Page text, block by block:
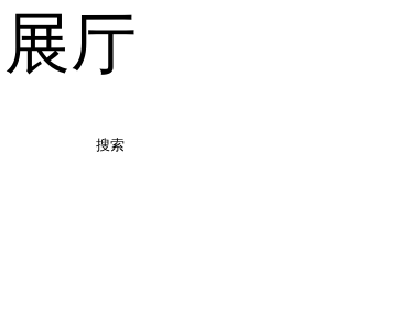
厅
搜索